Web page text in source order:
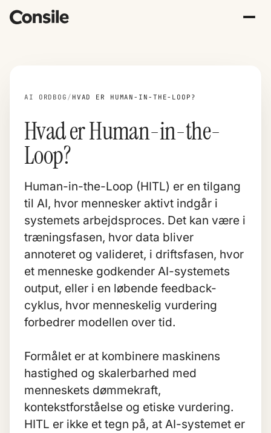
AI ORDBOG / HVAD ER HUMAN-IN-THE-LOOP?
Hvad er Human-in-the-
Loop?
Human-in-the-Loop (HITL) er en tilgang
til AI, hvor mennesker aktivt indgår i
systemets arbejdsproces. Det kan være i
træningsfasen, hvor data bliver
annoteret og valideret, i driftsfasen, hvor
et menneske godkender AI-systemets
output, eller i en løbende feedback-
cyklus, hvor menneskelig vurdering
forbedrer modellen over tid.
Formålet er at kombinere maskinens
hastighed og skalerbarhed med
menneskets dømmekraft,
kontekstforståelse og etiske vurdering.
HITL er ikke et tegn på, at AI-systemet er